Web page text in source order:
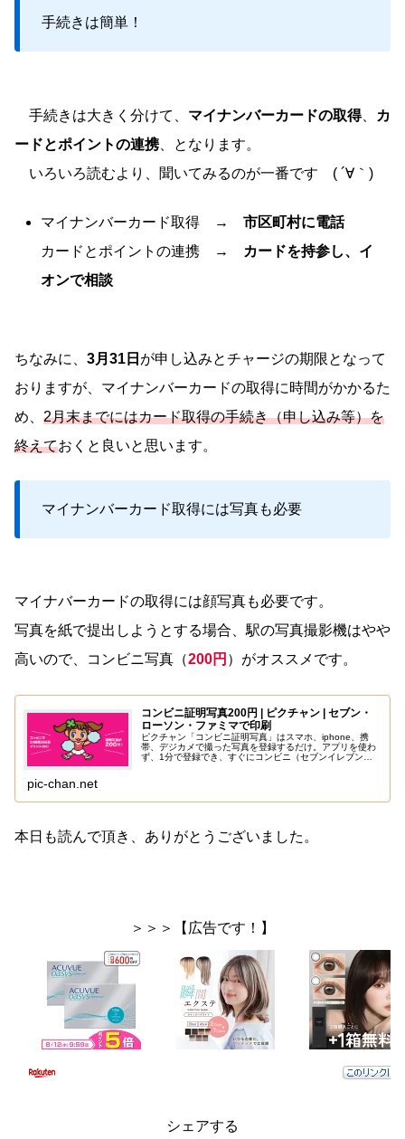
手続きは簡単！
手続きは大きく分けて、 マイナンバーカードの取得、
カ
ードとポイントの連携、となります。
いろいろ読むより、聞いてみるのが一番です ( ´∀｀)
マイナンバーカード取得 →市区町村に電話
カードとポイントの連携 →
カードを持参し、イ
オンで相談
ちなみに、 3月31日 が申し込みとチャージの期限となって
おりますが、マイナンバーカードの取得に時間がかかるた
め、 2月末までにはカード取得の手続き（申し込み等）を
終えておくと良いと思います。
マイナンバーカード取得には写真も必要
マイナバーカードの取得には顔写真も必要です。
写真を紙で提出しようとする場合、駅の写真撮影機はやや
高いので、コンビニ写真（200円 ）がオススメです。
コンビニ証明写真200円 | ピクチャン | セブン・
ローソン・ファミマで印刷
ピクチャン「コンビニ証明写真」はスマホ、iphone、携
帯、デジカメで撮った写真を登録するだけ。アプリを使わ
ず、1分で登録でき、すぐにコンビニ（セブンイレブン、
pic-chan.net
本日も読んで頂き、ありがとうございました。
＞＞＞【広告です！】
シェアする